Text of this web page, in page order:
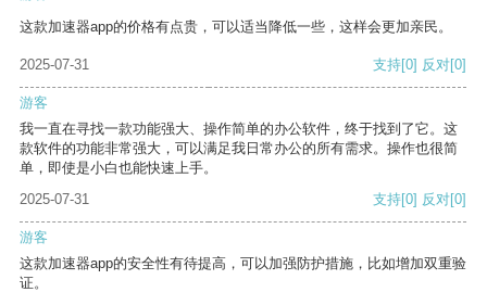
这款加速器app的价格有点贵，可以适当降低一些，这样会更加亲民。
2025-07-31 支持[0] 反对[0]
游客
我一直在寻找一款功能强大、操作简单的办公软件，终于找到了它。这
款软件的功能非常强大，可以满足我日常办公的所有需求。操作也很简
单，即使是小白也能快速上手。
2025-07-31
支持[0] 反对[0]
游客
这款加速器app的安全性有待提高，可以加强防护措施，比如增加双重验
证。